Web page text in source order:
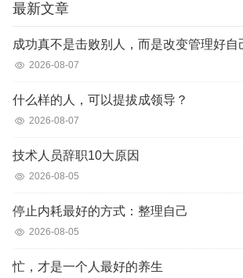
最新文章
成功真不是击败别人，而是改变管理好自
2026-08-07
什么样的人，可以提拔成领导？
2026-08-07
技术人员辞职10大原因
2026-08-05
停止内耗最好的方式：整理自己
2026-08-05
忙，才是一个人最好的养生